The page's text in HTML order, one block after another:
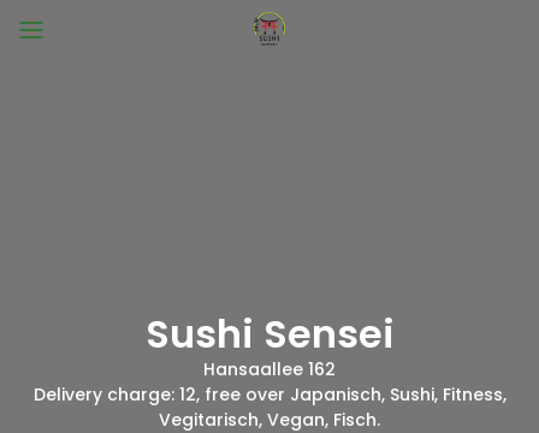
Sushi Sensei
Hansaallee 162
Delivery charge:12, free over Japanisch, Sushi, Fitness,
Vegitarisch, Vegan, Fisch.